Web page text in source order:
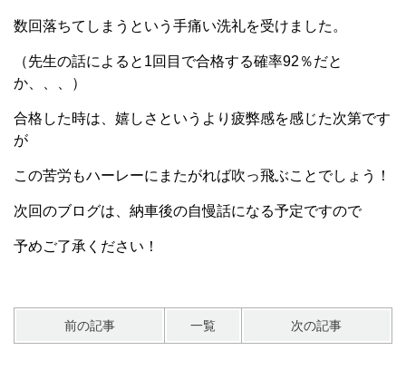
数回落ちてしまうという手痛い洗礼を受けました。
（先生の話によると1回目で合格する確率92％だと
か、、、）
合格した時は、嬉しさというより疲弊感を感じた次第です
が
この苦労もハーレーにまたがれば吹っ飛ぶことでしょう！
次回のブログは、納車後の自慢話になる予定ですので
予めご了承ください！
前の記事 一覧 次の記事